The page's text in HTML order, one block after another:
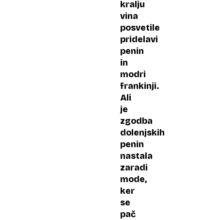
kralju
vina
posvetile
pridelavi
penin
in
modri
frankinji.
Ali
je
zgodba
dolenjskih
penin
nastala
zaradi
mode,
ker
se
pač